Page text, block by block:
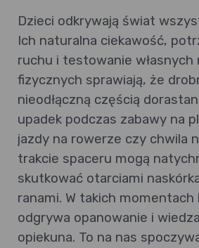
Dzieci odkrywają świat
Ich naturalna ciekawość,
ruchu i testowanie własnych
fizycznych sprawiają, że
nieodłączną częścią
upadek podczas zabawy na
jazdy na rowerze czy chwila
trakcie spaceru mogą
skutkować otarciami
ranami. W takich momentach
odgrywa opanowanie i
opiekuna. To na nas